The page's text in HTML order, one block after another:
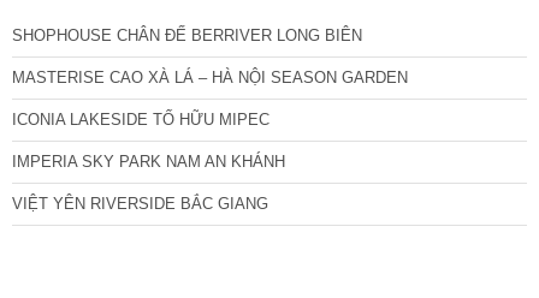
SHOPHOUSE CHÂN ĐẾ BERRIVER LONG BIÊN
MASTERISE CAO XÀ LÁ – HÀ NỘI SEASON GARDEN
ICONIA LAKESIDE TỐ HỮU MIPEC
IMPERIA SKY PARK NAM AN KHÁNH
VIỆT YÊN RIVERSIDE BẮC GIANG